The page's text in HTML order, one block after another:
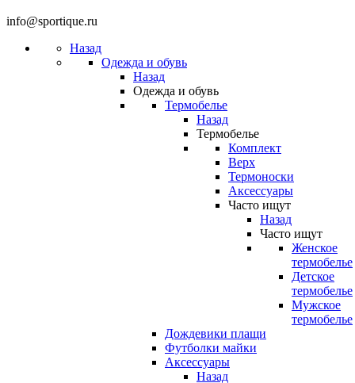
info@sportique.ru
Назад
Одежда и обувь
Назад
Одежда и обувь
Термобелье
Назад
Термобелье
Комплект
Верх
Термоноски
Аксессуары
Часто ищут
Назад
Часто ищут
Женское
термобелье
Детское
термобелье
Мужское
термобелье
Дождевики плащи
Футболки майки
Аксессуары
Назад